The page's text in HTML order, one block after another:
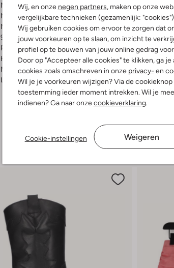
Wij, en onze negen partners, maken op onze
vergelijkbare technieken (gezamenlijk:
Wij gebruiken cookies om ervoor te zorgen dat
jouw voorkeuren op te slaan, om inzicht te
profiel op te bouwen van jouw online gedrag
Door op "Accepteer alle cookies" te klikken, ga
cookies zoals omschreven in onze privacy- en
Wil je je voorkeuren wijzigen? Via de
toestemming ieder moment intrekken. Wil je
indienen? Ga naar onzecookieverklaring.
Cookie-instellingen Weigeren
Materiaal binnenkant:Katoen, Polyester
Materiaal:Polyester
Materiaalpercentages:
95% Polyester, 5% Elastaan En 25% Katoen
Pasvorm: Oversized
Halslijn:V-Hals
Mouwlengte: Korte Mouw
Lengte: Kort